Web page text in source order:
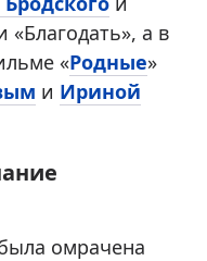
«Благодать», а в
«Родные»
и Ириной
омрачена